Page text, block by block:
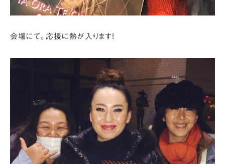
会場にて。応援に熱が入ります!